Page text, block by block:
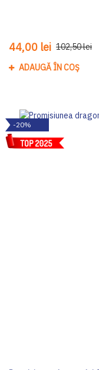
44,00 lei 102,50 lei
ADAUGĂ ÎN COȘ
-20%